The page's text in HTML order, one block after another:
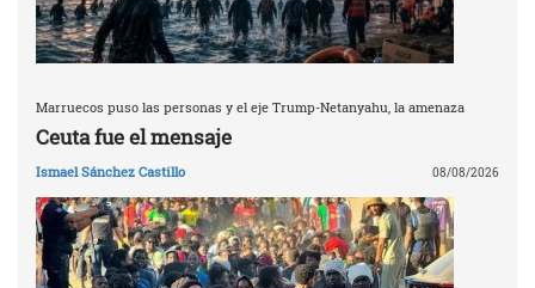
Marruecos puso las personas y el eje Trump-Netanyahu, la amenaza
Ceuta fue el mensaje
Ismael Sánchez Castillo 08/08/2026